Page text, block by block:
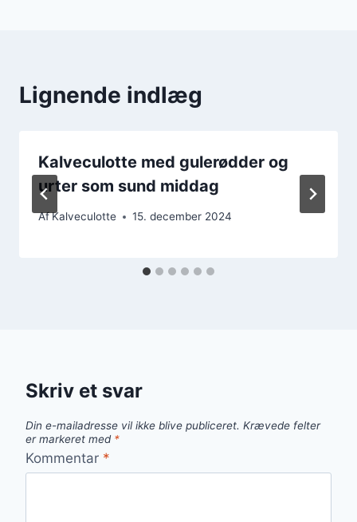
Lignende indlæg
Kalveculotte med gulerødder og
urter som sund middag
AfKalveculotte 15. december 2024
Skriv et svar
Din e-mailadresse vil ikke blive publiceret. Krævede felter
er markeret med *
Kommentar *